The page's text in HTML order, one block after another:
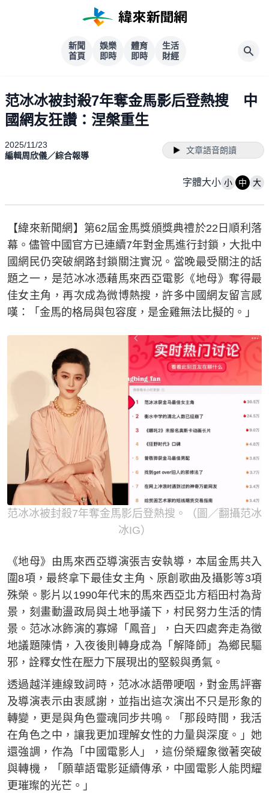
新聞
首頁
娛樂
即時
體育
即時
生活
財經
范冰冰被封殺7年奪金馬影后登熱搜 中
國網友狂讚：涅槃重生
2025/11/23
編輯周欣儀／綜合報導
文章語音朗讀
字體大小 小 中 大
【緯來新聞網】第62屆金馬獎頒獎典禮於22日順利落
幕。儘管中國官方已連續7年對金馬進行封鎖，大批中
國網民仍突破網路封鎖關注實況。當晚最受關注的話
題之一，是范冰冰憑藉馬來西亞電影《地母》奪得最
佳女主角，再次成為微博熱搜，許多中國網友留言感
嘆：「金馬的格局與包容度，是金雞無法比擬的。」
范冰冰被封殺7年奪金馬影后登熱搜。（圖／翻攝范冰
冰IG）
《地母》由馬來西亞導演張吉安執導，本屆金馬共入
圍8項，最終拿下最佳女主角、原創歌曲及攝影等3項
殊榮。影片以1990年代末的馬來西亞北方稻田村為背
景，刻畫動盪政局與土地爭議下，村民努力生活的情
景。范冰冰飾演的寡婦「鳳音」，白天四處奔走為徵
地議題陳情，入夜後則轉身成為「解降師」為鄉民驅
邪，詮釋女性在壓力下展現出的堅毅與勇氣。
透過越洋連線致詞時，范冰冰語帶哽咽，對金馬評審
及導演表示由衷感謝，並指出這次演出不只是形象的
轉變，更是與角色靈魂同步共鳴。「那段時間，我活
在角色之中，讓我更加理解女性的力量與深度。」她
還強調，作為「中國電影人」，這份榮耀象徵著突破
與轉機，「願華語電影延續傳承，中國電影人能閃耀
更璀璨的光芒。」